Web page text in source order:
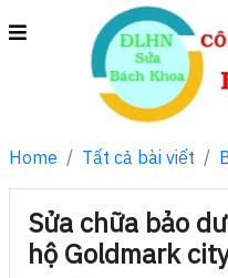
Home Tất cả bài viết
Sửa chữa bảo
hộ Goldmark